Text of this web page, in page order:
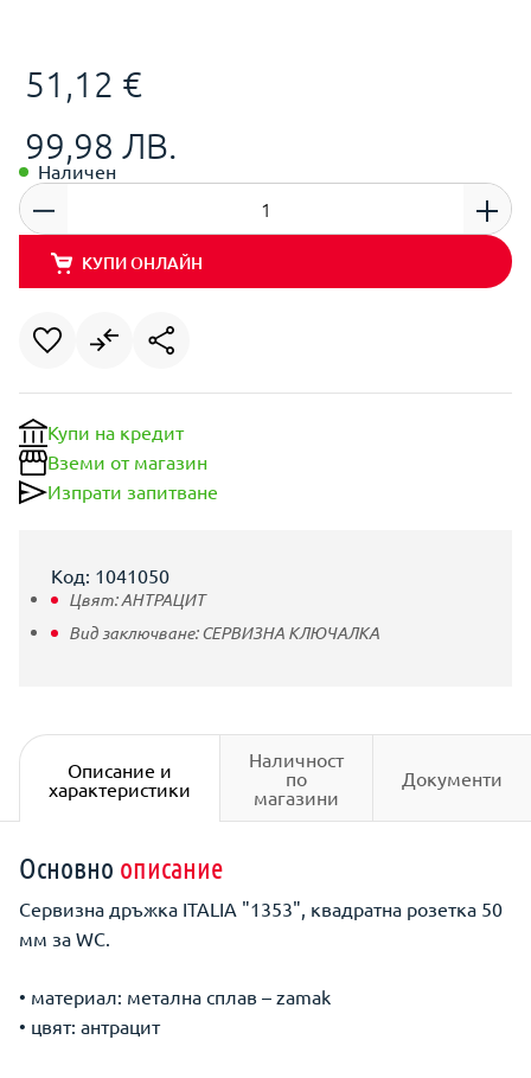
51,12 €
99,98 ЛВ.
Наличен
КУПИ ОНЛАЙН
Купи на кредит
Вземи от магазин
Изпрати запитване
Код: 1041050
Цвят:АНТРАЦИТ
Вид заключване:СЕРВИЗНА КЛЮЧАЛКА
Описание и
характеристики
Наличност
по
магазини
Документи
Основно описание
Сервизна дръжка ITALIA "1353", квадратна розетка 50
мм за WC.
• материал: метална сплав – zamak
• цвят: антрацит